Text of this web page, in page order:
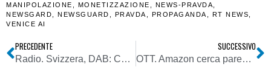
MANIPOLAZIONE
MONETIZZAZIONE NEWS-PRAVDA
NEWSGARD
NEWSGUARD PRAVDA PROPAGANDA RT NEWS
VENICE AI
PRECEDENTE
Radio. Svizzera, DAB: Consiglio federale conferma spegnimento FM a fine 2026. Già deciso da 10 anni, proroga sarebbe dannosa per sistema
SUCCESSIVO
OTT. Amazon cerca pareggio per Prime Video in confronto serrato con Netflix. Tra sport, fiction e adv quale è il modello vincente alla lunga?